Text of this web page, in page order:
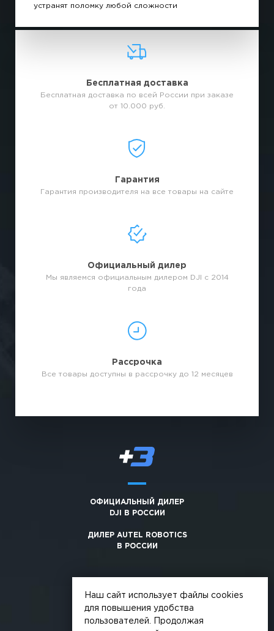
устранят поломку любой сложности
Бесплатная доставка
Бесплатная доставка по всей России при заказе
от 10.000 руб.
Гарантия
Гарантия производителя на все товары на сайте
Официальный дилер
Мы являемся официальным дилером DJI с 2014
года
Рассрочка
Все товары доступны в рассрочку до 12 месяцев
ОФИЦИАЛЬНЫЙ ДИЛЕР
DJI В РОССИИ
ДИЛЕР AUTEL ROBOTICS
В РОССИИ
Наш сайт использует файлы cookies
для повышения удобства
пользователей. Продолжая